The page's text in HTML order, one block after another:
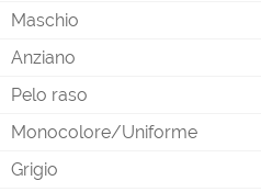
Maschio
Anziano
Pelo raso
Monocolore/Uniforme
Grigio